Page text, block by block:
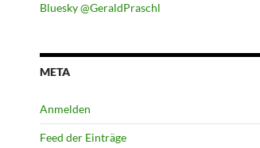
Bluesky @GeraldPraschl
META
Anmelden
Feed der Einträge